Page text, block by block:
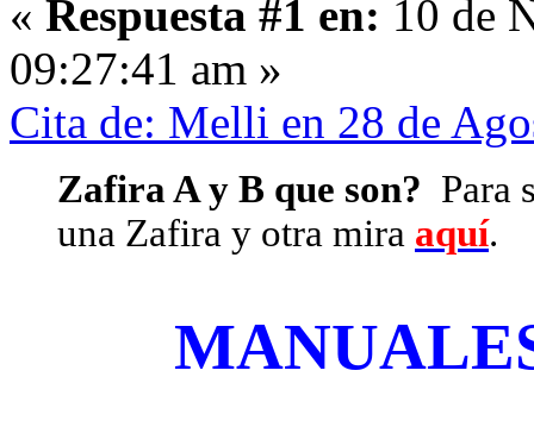
« Respuesta #1 en: 10 de
09:27:41 am »
Cita de: Melli en 28 de
Zafira A y B que son? Para
una Zafira y otra mira aquí.